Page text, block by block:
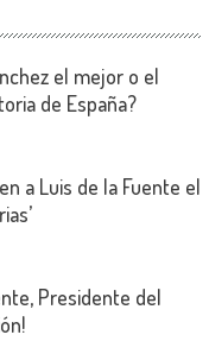
el mejor o el
de España?
a Luis de la Fuente el
Presidente del